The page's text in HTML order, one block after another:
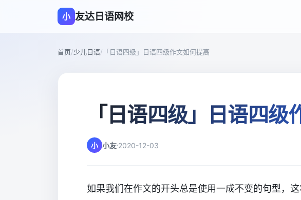
小 友达日语网校
首页/少儿日语/ 「日语四级」日语四级作文如何提高
「日语四级」日语四级
小 小友 2020-12-03
如果我们在作文的开头总是使用一成不变的句型，